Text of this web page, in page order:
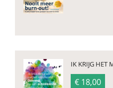
IK KRIJG HET
€ 18,00